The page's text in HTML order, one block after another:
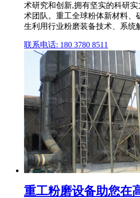
术研究和创新,拥有坚实的科研
术团队。重工全球粉体新材料、
生利用行业粉磨装备技术、系统
联系电话: 180 3780 8511
重工粉磨设备助您在